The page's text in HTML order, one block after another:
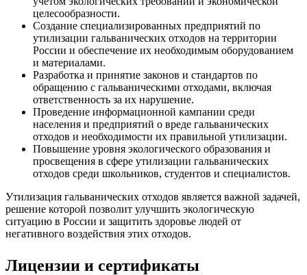
целесообразности.
Создание специализированных предприятий по
утилизации гальванических отходов на территории
России и обеспечение их необходимым оборудованием
и материалами.
Разработка и принятие законов и стандартов по
обращению с гальваническими отходами, включая
ответственность за их нарушение.
Проведение информационной кампании среди
населения и предприятий о вреде гальванических
отходов и необходимости их правильной утилизации.
Повышение уровня экологического образования и
просвещения в сфере утилизации гальванических
отходов среди школьников, студентов и специалистов.
Утилизация гальванических отходов является важной задачей,
решение которой позволит улучшить экологическую
ситуацию в России и защитить здоровье людей от
негативного воздействия этих отходов.
Лицензии и сертификаты